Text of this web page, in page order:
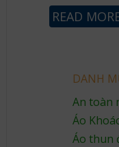
READ
DANH
An toàn
Áo
Áo thun